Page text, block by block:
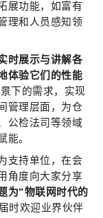
展功能，如富有
理和人员感知领
时展示与讲解各
体验它们的性能
下的需求，实现
管理层面，为仓
公检法司等领域
能。
支持单位，在会
角度向大家分享
为“物联网时代的
届时欢迎业界伙伴